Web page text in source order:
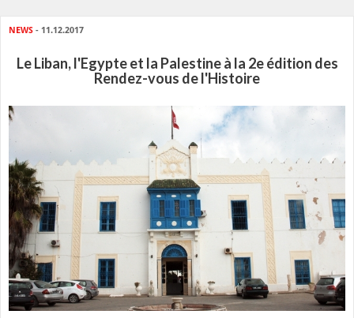
NEWS - 11.12.2017
Le Liban, l'Egypte et la Palestine à la 2e édition des
Rendez-vous de l'Histoire